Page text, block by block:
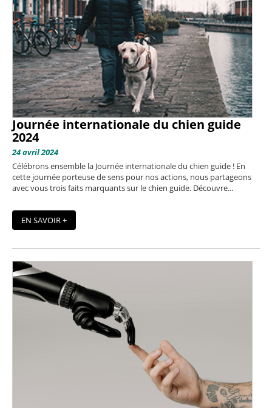
Journée internationale du chien guide
2024
24 avril 2024
Célébrons ensemble la Journée internationale du chien guide ! En
cette journée porteuse de sens pour nos actions, nous partageons
avec vous trois faits marquants sur le chien guide. Découvre...
EN SAVOIR +